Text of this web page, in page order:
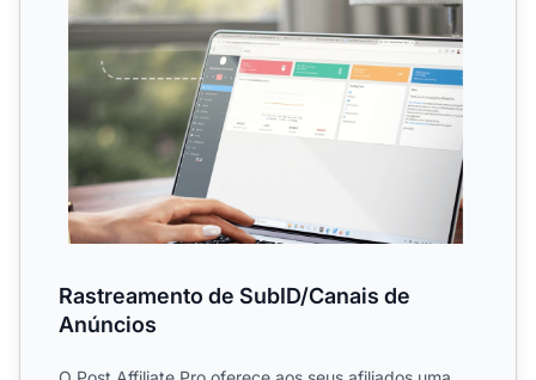
Rastreamento de SubID/Canais de
Anúncios